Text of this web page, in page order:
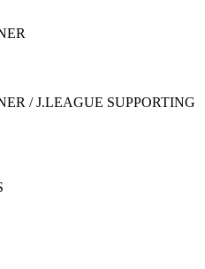
/ J.LEAGUE SUPPORTING